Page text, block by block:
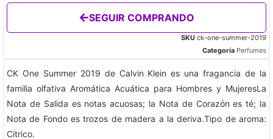
SEGUIR COMPRANDO
SKU ck-one-summer-2019
Categoría Perfumes
CK One Summer 2019 de Calvin Klein es una fragancia de la
familia olfativa Aromática Acuática para Hombres y MujeresLa
Nota de Salida es notas acuosas; la Nota de Corazón es té; la
Nota de Fondo es trozos de madera a la deriva.Tipo de aroma:
Cítrico.